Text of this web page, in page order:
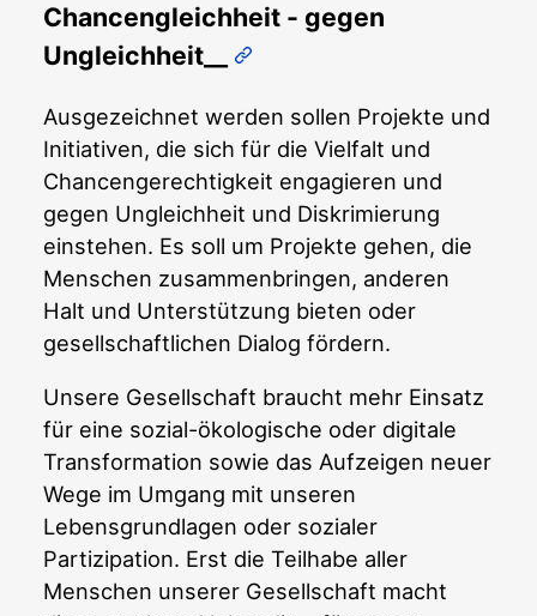
Chancengleichheit - gegen
Ungleichheit__
Ausgezeichnet werden sollen Projekte und
Initiativen, die sich für die Vielfalt und
Chancengerechtigkeit engagieren und
gegen Ungleichheit und Diskrimierung
einstehen. Es soll um Projekte gehen, die
Menschen zusammenbringen, anderen
Halt und Unterstützung bieten oder
gesellschaftlichen Dialog fördern.
Unsere Gesellschaft braucht mehr Einsatz
für eine sozial-ökologische oder digitale
Transformation sowie das Aufzeigen neuer
Wege im Umgang mit unseren
Lebensgrundlagen oder sozialer
Partizipation. Erst die Teilhabe aller
Menschen unserer Gesellschaft macht